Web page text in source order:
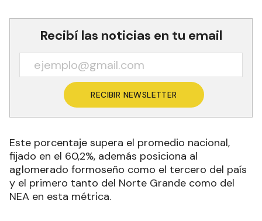
Recibí las noticias en tu email
RECIBIR NEWSLETTER
Este porcentaje supera el promedio nacional,
fijado en el 60,2%, además posiciona al
aglomerado formoseño como el tercero del país
y el primero tanto del Norte Grande como del
NEA en esta métrica.